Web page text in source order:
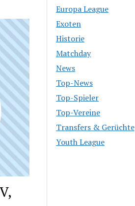
Europa League
Exoten
Historie
Matchday
News
Top-News
Top-Spieler
Top-Vereine
Transfers & Gerüchte
Youth League